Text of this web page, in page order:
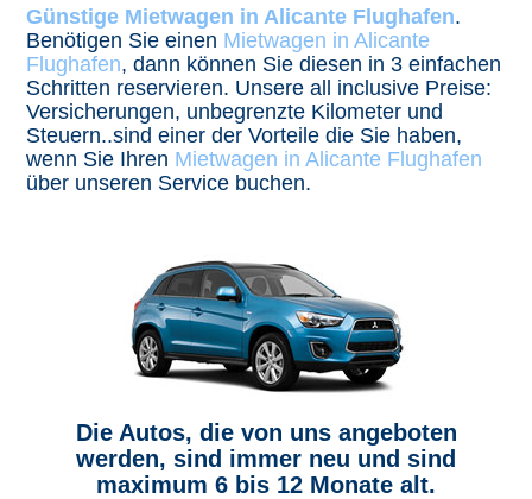
Günstige Mietwagen in Alicante Flughafen.
Benötigen Sie einen Mietwagen in Alicante
Flughafen, dann können Sie diesen in 3 einfachen
Schritten reservieren. Unsere all inclusive Preise:
Versicherungen, unbegrenzte Kilometer und
Steuern..sind einer der Vorteile die Sie haben,
wenn Sie Ihren Mietwagen in Alicante Flughafen
über unseren Service buchen.
Die Autos, die von uns angeboten
werden, sind immer neu und sind
maximum 6 bis 12 Monate alt.